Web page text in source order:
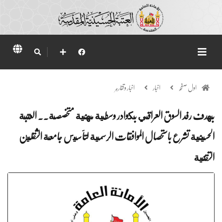
اول صفحہ اخبار اخبار وتقارير
بهدف رفد السوق العراقي بكوادر وسطية مهنية متخصصة.. العتبة
الحسينية تشرع باستحصال الموافقات الرسمية لتأسيس جامعة الثقلين
التقنية